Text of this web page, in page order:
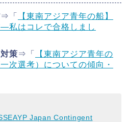
⇒「
【東南アジア青年の船】
私はコレで合格しまし
策⇒「
【東南アジア青年の
次選考）についての傾向・
Japan Contingent